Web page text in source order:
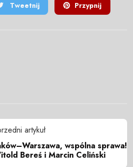
Tweetnij Przypnij
artykuł
wspólna sprawa!
Bereś i Marcin Celiński